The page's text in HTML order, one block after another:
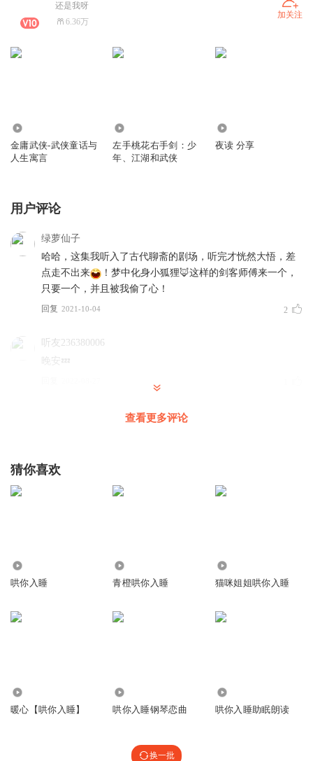
还是我呀
6.36万
加关注
金庸武侠-武侠童话与
人生寓言
左手桃花右手剑：少
年、江湖和武侠
夜读 分享
用户评论
绿萝仙子
哈哈，这集我听入了古代聊斋的剧场，听完才恍然大悟，差
点走不出来
！梦中化身小狐狸🦊这样的剑客师傅来一个，
只要一个，并且被我偷了心！
回复 2021-10-04 2
听友236380006
晚安💤
钱
十庸
查看更多评论
猜你喜欢
哄你入睡 青橙哄你入睡 猫咪姐姐哄你入睡
暖心【哄你入睡】 哄你入睡钢琴恋曲 哄你入睡助眠朗读
换一批